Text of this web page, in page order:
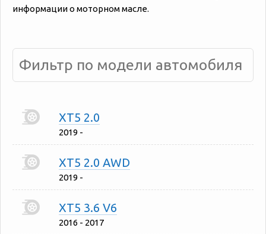
информации о моторном масле.
XT5 2.0
2019 -
XT5 2.0 AWD
2019 -
XT5 3.6 V6
2016 - 2017